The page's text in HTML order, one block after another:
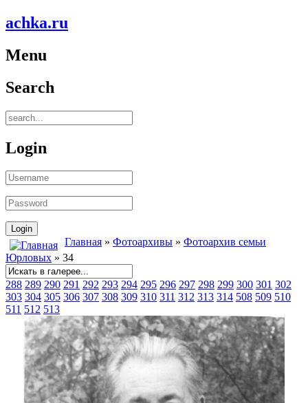
achka.ru
Menu
Search
Login
Главная » Фотоархивы » Фотоархив семьи
Юрловых » 34
288 289 290 291 292 293 294 295 296 297 298 299 300 301 302
303 304 305 306 307 308 309 310 311 312 313 314 508 509 510
511 512 513